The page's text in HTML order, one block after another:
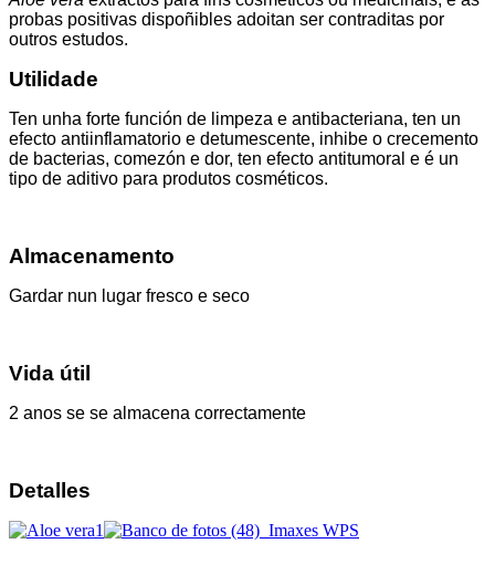
probas positivas dispoñibles adoitan ser contraditas por
outros estudos.
Utilidade
Ten unha forte función de limpeza e antibacteriana, ten un
efecto antiinflamatorio e detumescente, inhibe o crecemento
de bacterias, comezón e dor, ten efecto antitumoral e é un
tipo de aditivo para produtos cosméticos.
Almacenamento
Gardar nun lugar fresco e seco
Vida útil
2 anos se se almacena correctamente
Detalles